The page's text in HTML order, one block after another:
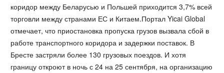
коридор между Беларусью и Польшей приходится 3,7% всей
торговли между странами ЕС и Китаем.Портал Yicai Global
отмечает, что приостановка пропуска грузов вызвала сбой в
работе транспортного коридора и задержки поставок. В
Бресте застряли более 130 грузовых поездов. И хотя
границу откроют в ночь с 24 на 25 сентября, на организацию